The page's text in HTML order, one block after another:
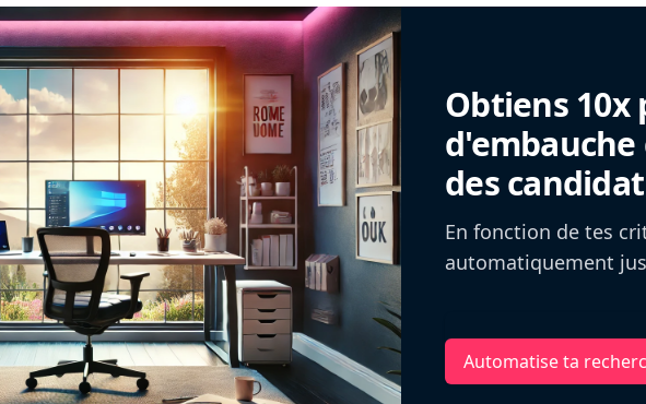
Obtiens
des
En fonction de tes
automatiquement
Automatise ta